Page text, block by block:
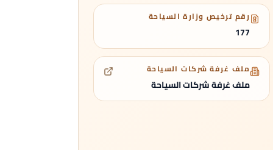
رقم ترخيص وزارة السياحة
177
ملف غرفة شركات السياحة
ملف غرفة شركات السياحة